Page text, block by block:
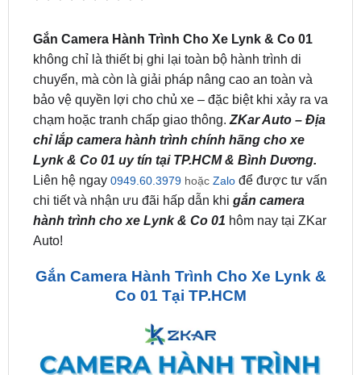
chuyển, mà còn là giải pháp nâng cao an toàn và
bảo vệ quyền lợi cho chủ xe – đặc biệt khi xảy ra va
chạm hoặc tranh chấp giao thông.ZKar Auto – Địa
chỉ lắp camera hành trình chính hãng cho xe
Lynk & Co 01 uy tín tại TP.HCM & Bình Dương.
Liên hệ ngay0949.60.3979hoặcZalođể được tư vấn
chi tiết và nhận ưu đãi hấp dẫn khigắn camera
hành trình cho xe Lynk & Co 01hôm nay tại ZKar
Auto!
Gắn Camera Hành Trình Cho Xe Lynk &